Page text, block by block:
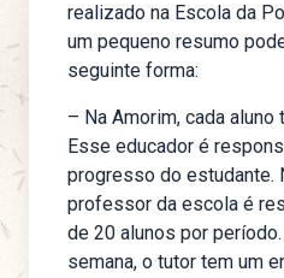
realizado na Escola da
um pequeno resumo
seguinte forma:
– Na Amorim, cada aluno
Esse educador é
progresso do estudante.
professor da escola é
de 20 alunos por
semana, o tutor tem um